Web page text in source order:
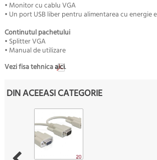
• Monitor cu cablu VGA
• Un port USB liber pentru alimentarea cu energie
Continutul pachetului
• Splitter VGA
• Manual de utilizare
Vezi fisa tehnicaaici.
DIN ACEEASI CATEGORIE